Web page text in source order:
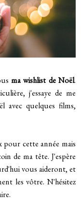
ma wishlist de Noël.
j'essaye de me
avec quelques films,
pour cette année mais
de ma tête. J'espère
vous aideront, et
les vôtre. N'hésitez